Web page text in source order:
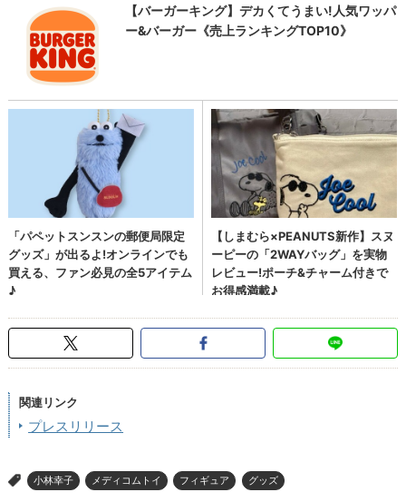
関連リンク
プレスリリース
> 小林幸子 メディコムトイ フィギュア グッズ